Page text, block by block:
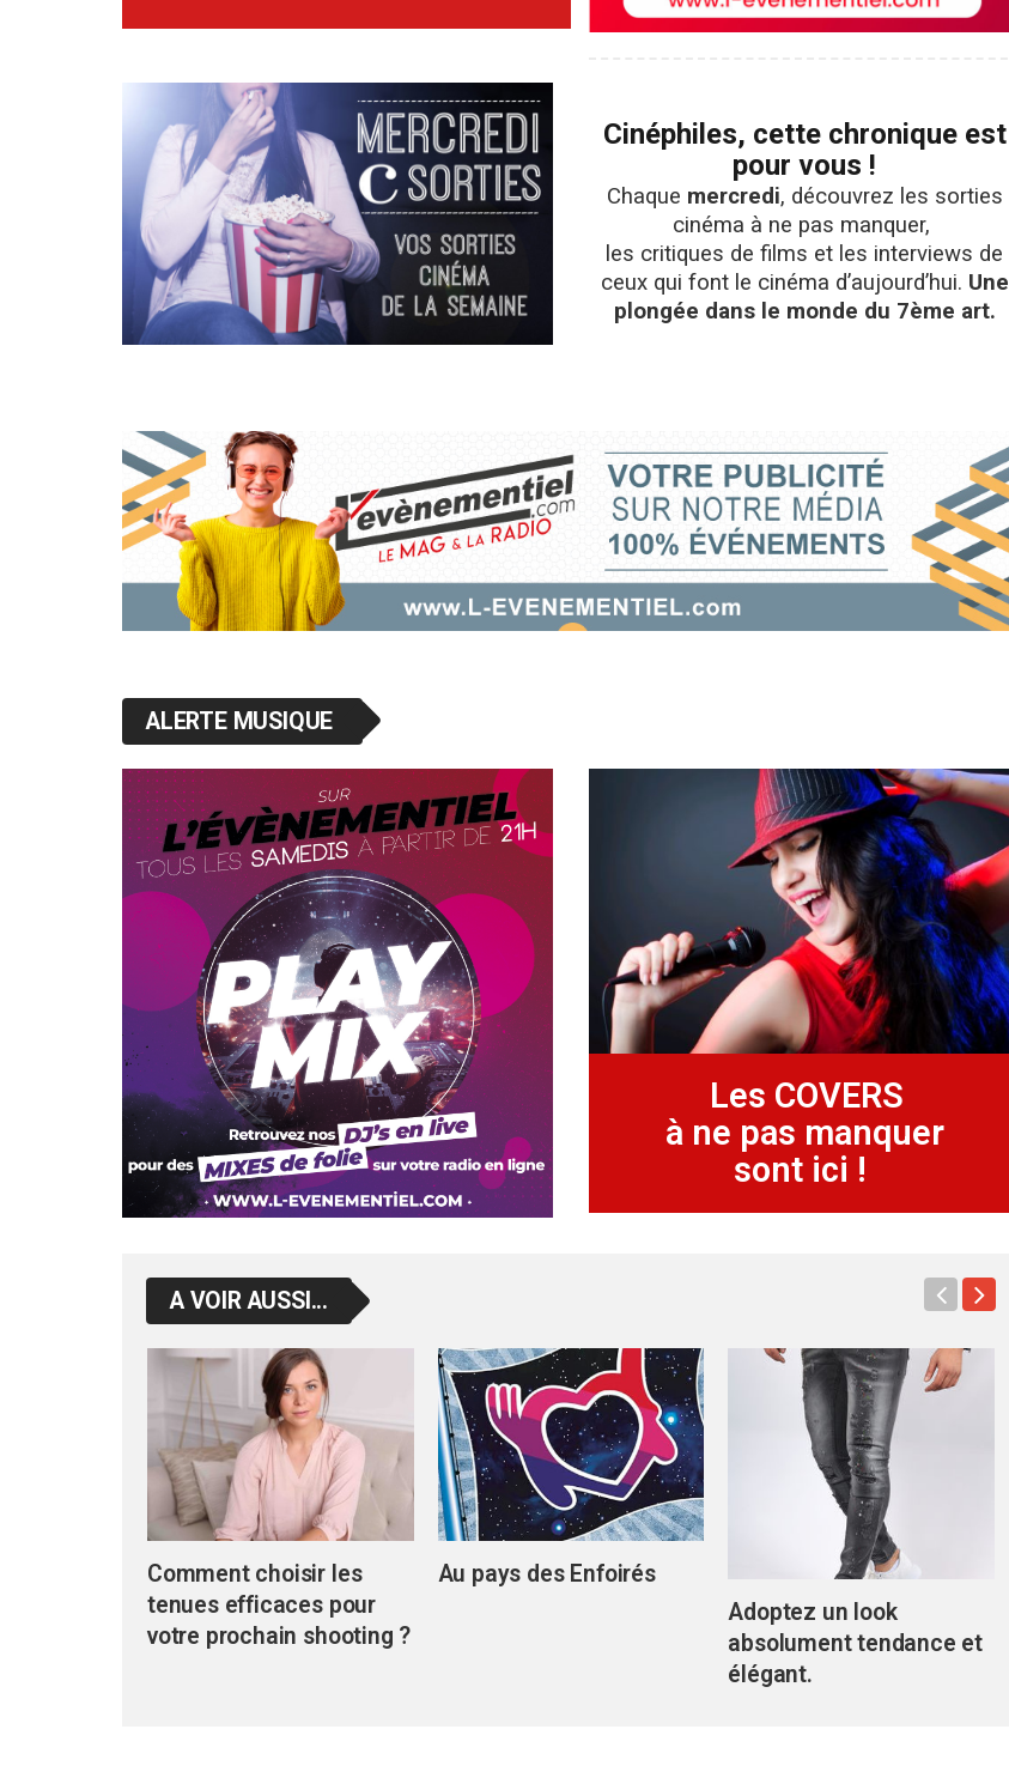
Cinéphiles, cette chronique est
pour vous !
Chaque mercredi, découvrez les sorties
cinéma à ne pas manquer,
les critiques de films et les interviews de
ceux qui font le cinéma d’aujourd’hui. Une
plongée dans le monde du 7ème art.
ALERTE MUSIQUE
Les COVERS
à ne pas manquer
sont ici !
A VOIR AUSSI...
Comment choisir les
tenues efficaces pour
votre prochain shooting ?
Au pays des Enfoirés
Adoptez un look
absolument tendance et
élégant.